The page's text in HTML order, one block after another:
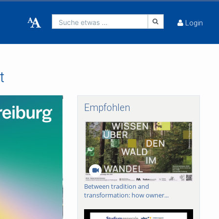
Suche etwas ... Login
Empfohlen
Between tradition and
transformation: how owner...